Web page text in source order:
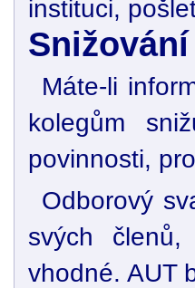
instituci,
Máte-li
kolegům
povinnosti,
Odborový
svých
vhodné. AUT